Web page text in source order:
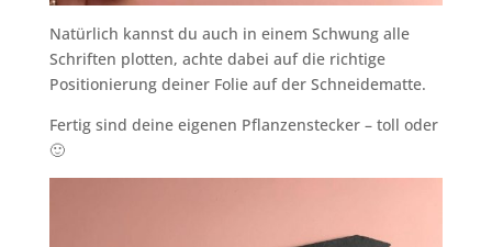
Natürlich kannst du auch in einem Schwung alle
Schriften plotten, achte dabei auf die richtige
Positionierung deiner Folie auf der Schneidematte.
Fertig sind deine eigenen Pflanzenstecker – toll oder
🙂